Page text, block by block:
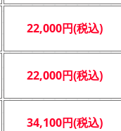
22,000円(税込)
22,000円(税込)
34,100円(税込)